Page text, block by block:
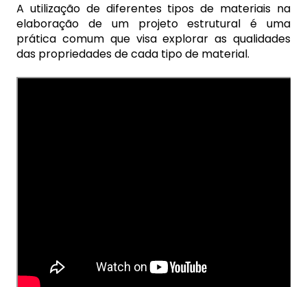
A utilização de diferentes tipos de materiais na
elaboração de um projeto estrutural é uma
prática comum que visa explorar as qualidades
das propriedades de cada tipo de material.